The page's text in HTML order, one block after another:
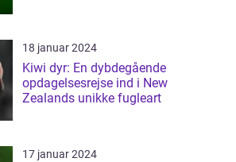
18 januar 2024
Kiwi dyr: En dybdegående
opdagelsesrejse ind i New
Zealands unikke fugleart
17 januar 2024